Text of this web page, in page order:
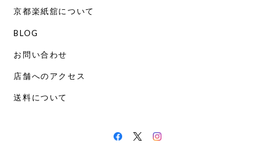
京都楽紙舘について
BLOG
お問い合わせ
店舗へのアクセス
送料について